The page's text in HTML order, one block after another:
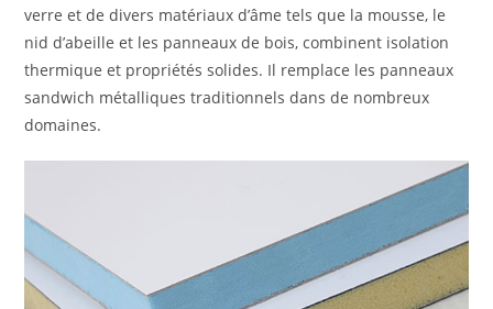
verre et de divers matériaux d’âme tels que la mousse, le
nid d’abeille et les panneaux de bois, combinent isolation
thermique et propriétés solides. Il remplace les panneaux
sandwich métalliques traditionnels dans de nombreux
domaines.